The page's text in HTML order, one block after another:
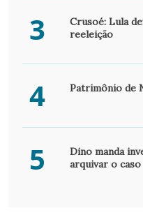
3
Crusoé: Lula
reeleição
4 Patrimônio de
5
Dino manda
arquivar o caso